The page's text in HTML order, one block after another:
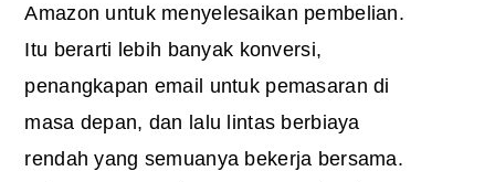
Amazon untuk menyelesaikan pembelian.
Itu berarti lebih banyak konversi,
penangkapan email untuk pemasaran di
masa depan, dan lalu lintas berbiaya
rendah yang semuanya bekerja bersama.